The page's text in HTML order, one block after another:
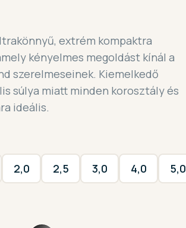
extrém kompaktra
kényelmes megoldást kínál a
szerelmeseinek. Kiemelkedő
súlya miatt minden korosztály és
ideális.
2,0 2,5 3,0 4,0 5,0